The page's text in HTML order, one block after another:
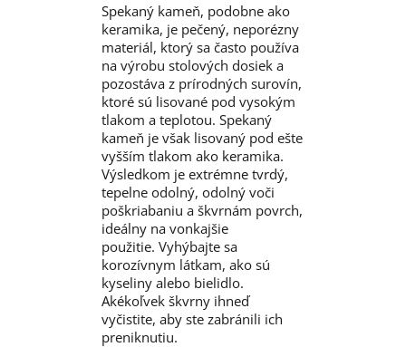
Spekaný kameň, podobne ako
keramika, je pečený, neporézny
materiál, ktorý sa často používa
na výrobu stolových dosiek a
pozostáva z prírodných surovín,
ktoré sú lisované pod vysokým
tlakom a teplotou. Spekaný
kameň je však lisovaný pod ešte
vyšším tlakom ako keramika.
Výsledkom je extrémne tvrdý,
tepelne odolný, odolný voči
poškriabaniu a škvrnám povrch,
ideálny na vonkajšie
použitie. Vyhýbajte sa
korozívnym látkam, ako sú
kyseliny alebo bielidlo.
Akékoľvek škvrny ihneď
vyčistite, aby ste zabránili ich
preniknutiu.